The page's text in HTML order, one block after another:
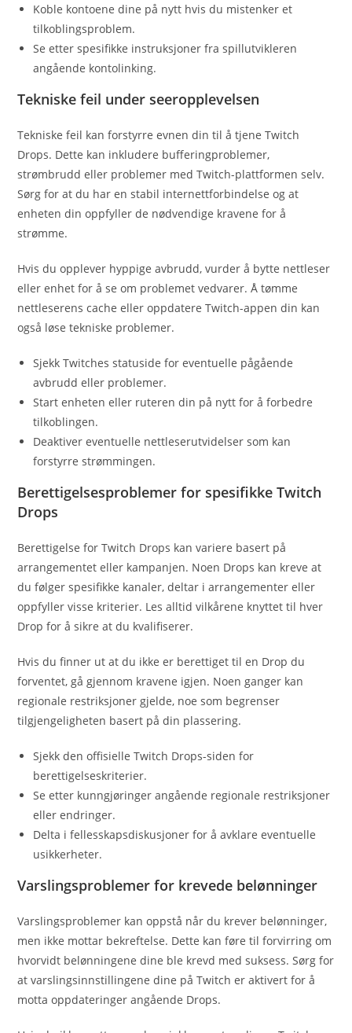
Koble kontoene dine på nytt hvis du mistenker et
tilkoblingsproblem.
Se etter spesifikke instruksjoner fra spillutvikleren
angående kontolinking.
Tekniske feil under seeropplevelsen
Tekniske feil kan forstyrre evnen din til å tjene Twitch
Drops. Dette kan inkludere bufferingproblemer,
strømbrudd eller problemer med Twitch-plattformen selv.
Sørg for at du har en stabil internettforbindelse og at
enheten din oppfyller de nødvendige kravene for å
strømme.
Hvis du opplever hyppige avbrudd, vurder å bytte nettleser
eller enhet for å se om problemet vedvarer. Å tømme
nettleserens cache eller oppdatere Twitch-appen din kan
også løse tekniske problemer.
Sjekk Twitches statuside for eventuelle pågående
avbrudd eller problemer.
Start enheten eller ruteren din på nytt for å forbedre
tilkoblingen.
Deaktiver eventuelle nettleserutvidelser som kan
forstyrre strømmingen.
Berettigelsesproblemer for spesifikke Twitch
Drops
Berettigelse for Twitch Drops kan variere basert på
arrangementet eller kampanjen. Noen Drops kan kreve at
du følger spesifikke kanaler, deltar i arrangementer eller
oppfyller visse kriterier. Les alltid vilkårene knyttet til hver
Drop for å sikre at du kvalifiserer.
Hvis du finner ut at du ikke er berettiget til en Drop du
forventet, gå gjennom kravene igjen. Noen ganger kan
regionale restriksjoner gjelde, noe som begrenser
tilgjengeligheten basert på din plassering.
Sjekk den offisielle Twitch Drops-siden for
berettigelseskriterier.
Se etter kunngjøringer angående regionale restriksjoner
eller endringer.
Delta i fellesskapsdiskusjoner for å avklare eventuelle
usikkerheter.
Varslingsproblemer for krevede belønninger
Varslingsproblemer kan oppstå når du krever belønninger,
men ikke mottar bekreftelse. Dette kan føre til forvirring om
hvorvidt belønningene dine ble krevd med suksess. Sørg for
at varslingsinnstillingene dine på Twitch er aktivert for å
motta oppdateringer angående Drops.